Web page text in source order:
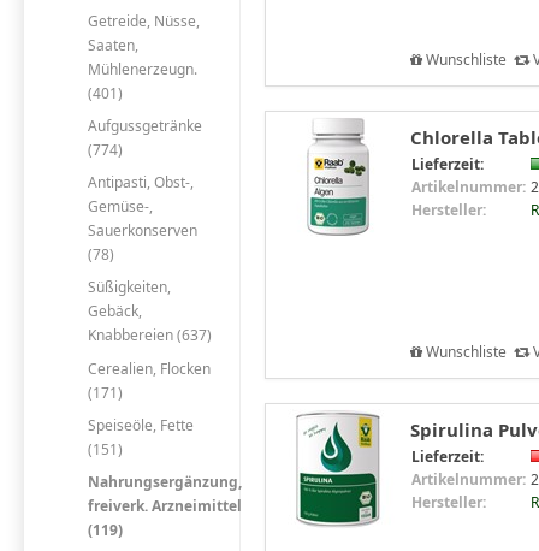
Getreide, Nüsse,
Saaten,
Mühlenerzeugn.
(401)
Aufgussgetränke
(774)
Antipasti, Obst-,
Gemüse-,
Sauerkonserven
(78)
Süßigkeiten,
Gebäck,
Knabbereien (637)
Cerealien, Flocken
(171)
Speiseöle, Fette
(151)
Nahrungsergänzung,
freiverk. Arzneimittel
(119)
Wunschliste
Chlorella
Lieferzeit:
Artikelnummer:
Hersteller:
Wunschliste
Spirulina
Lieferzeit:
Artikelnummer:
Hersteller: